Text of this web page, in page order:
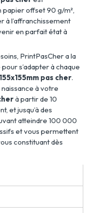
offset 90 g/m²,
à l’affranchissement
en parfait état à
PrintPasCher a la
s’adapter à chaque
pas cher.
à votre
à partir de 10
et jusqu’à des
atteindre 100 000
et vous permettent
constituant dès